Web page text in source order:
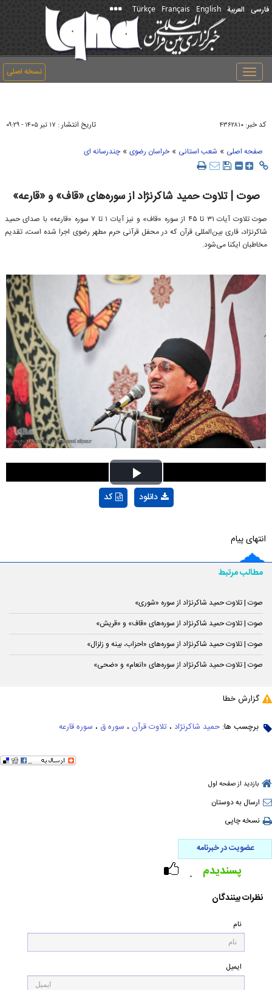
فارسی العربیة English
Français
Türkçe
نسخه اصلی
Toggle
navigation
کد خبر: ۴۳۶۲۸۱۰ تاریخ انتشار : ۱۷ تير ۱۴۰۵ - ۰۹:۲۹
صفحه اصلی » شعب استانی » خراسان رضوی » چندرسانه ای
صوت | تلاوت حمید شاکرنژاد از سوره‌‌های «قاف» و «قارعه»
صوت تلاوت آیات ۳۱ تا ۴۵ از سوره «قاف» و نیز آیات ۱ تا ۷ سوره «قارعه» با صدای حمید
شاکرنژاد، قاری بین‌المللی قرآن که در محفل قرآنی حرم مطهر رضوی اجرا شده است، تقدیم
مخاطبان ایکنا می‌شود.
Play
Video
کد دانلود
انتهای پیام
مطالب مرتبط
صوت | تلاوت حمید شاکرنژاد از سوره‌‌ «شوری»
صوت | تلاوت حمید شاکرنژاد از سوره‌‌های «قاف» و «قریش»
صوت | تلاوت حمید شاکرنژاد از سوره‌‌های «احزاب، بینه و زلزال»
صوت | تلاوت حمید شاکرنژاد از سوره‌‌های «انعام» و «ضحی»
گزارش خطا
برچسب ها: حمید شاکرنژاد ، تلاوت قرآن ، سوره ق ، سوره قارعه
بازدید از صفحه اول
ارسال به دوستان
نسخه چاپی
عضویت در خبرنامه
۰ پسندیدم
نظرات بینندگان
نام
ایمیل